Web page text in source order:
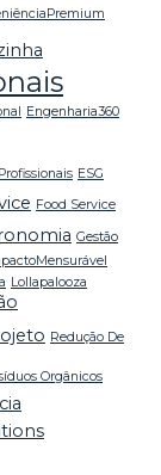
Engenharia360
ESG
Food Service
Gestão
Lollapalooza
Redução De
Orgânicos